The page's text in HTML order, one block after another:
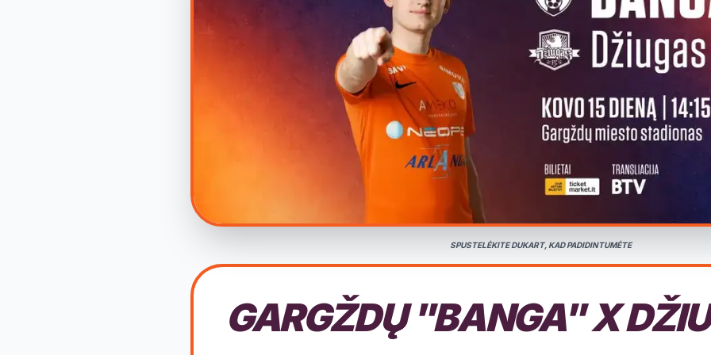
SPUSTELĖKITE DUKART, KAD PADIDINTUMĖTE
GARGŽDŲ "BANGA" X